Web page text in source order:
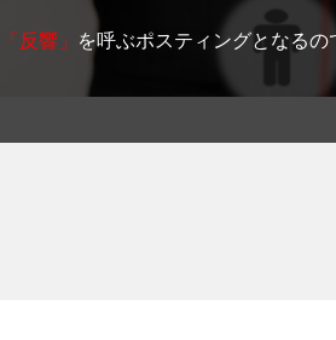
「反響」 を呼ぶポスティングとなるの